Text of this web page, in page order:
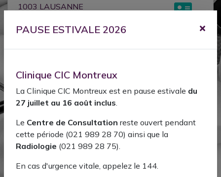
1003 LAUSANNE
021 989 28 70
M.J Orthopaedic Surgery
Amiia Clinique
Rue Centrale 19
1003LAUSANNE
PAUSE ESTIVALE 2026
Clinique CIC Montreux
La Clinique CIC Montreux est en pause estivale du
27 juillet au 16 août inclus .
Le Centre de Consultation reste ouvert pendant
cette période (021 989 28 70) ainsi que la
Radiologie (021 989 28 75).
En cas d'urgence vitale, appelez le 144.